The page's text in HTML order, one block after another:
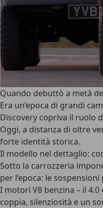
Quando debuttò a metà
Era un’epoca di grandi
Discovery copriva il ruolo
Oggi, a distanza di oltre
forte identità storica.
Il modello nel dettaglio:
Sotto la carrozzeria
per l’epoca: le
I motori V8 benzina – il
coppia, silenziosità e un